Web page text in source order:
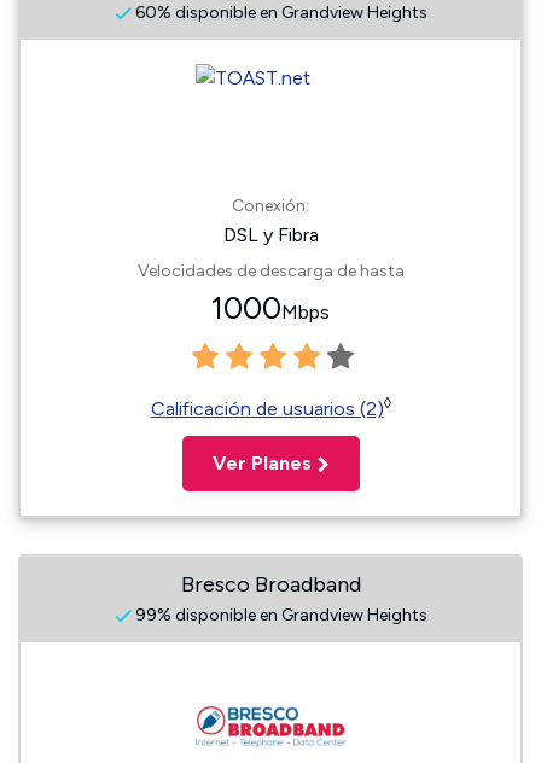
60% disponible en Grandview Heights
Conexión:
DSL y Fibra
Velocidades de descarga de hasta
1000Mbps
Calificación de usuarios (2)◊
Ver Planes
Bresco Broadband
99% disponible en Grandview Heights